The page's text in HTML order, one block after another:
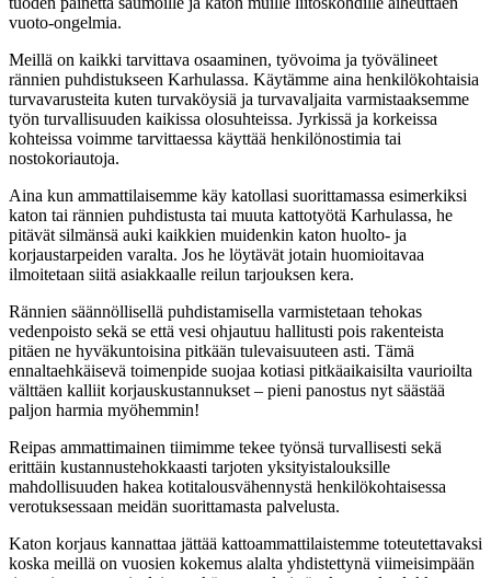
vuoto-ongelmia.
Meillä on kaikki tarvittava osaaminen, työvoima ja työvälineet
rännien puhdistukseen Karhulassa. Käytämme aina henkilökohtaisia
turvavarusteita kuten turvaköysiä ja turvavaljaita varmistaaksemme
työn turvallisuuden kaikissa olosuhteissa. Jyrkissä ja korkeissa
kohteissa voimme tarvittaessa käyttää henkilönostimia tai
nostokoriautoja.
Aina kun ammattilaisemme käy katollasi suorittamassa esimerkiksi
katon tai rännien puhdistusta tai muuta kattotyötä Karhulassa, he
pitävät silmänsä auki kaikkien muidenkin katon huolto- ja
korjaustarpeiden varalta. Jos he löytävät jotain huomioitavaa
ilmoitetaan siitä asiakkaalle reilun tarjouksen kera.
Rännien säännöllisellä puhdistamisella varmistetaan tehokas
vedenpoisto sekä se että vesi ohjautuu hallitusti pois rakenteista
pitäen ne hyväkuntoisina pitkään tulevaisuuteen asti. Tämä
ennaltaehkäisevä toimenpide suojaa kotiasi pitkäaikaisilta vaurioilta
välttäen kalliit korjauskustannukset – pieni panostus nyt säästää
paljon harmia myöhemmin!
Reipas ammattimainen tiimimme tekee työnsä turvallisesti sekä
erittäin kustannustehokkaasti tarjoten yksityistalouksille
mahdollisuuden hakea kotitalousvähennystä henkilökohtaisessa
verotuksessaan meidän suorittamasta palvelusta.
Katon korjaus kannattaa jättää kattoammattilaistemme toteutettavaksi
koska meillä on vuosien kokemus alalta yhdistettynä viimeisimpään